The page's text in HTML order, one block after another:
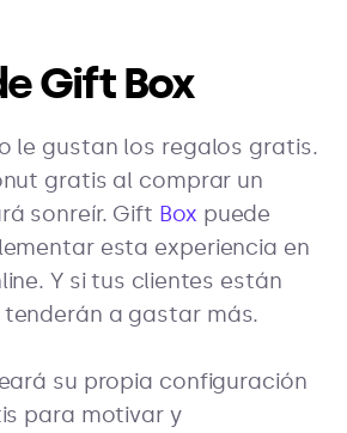
Gift Box
le gustan los regalos gratis.
gratis al comprar un
sonreír. Gift Box puede
esta experiencia en
Y si tus clientes están
a gastar más.
su propia configuración
para motivar y